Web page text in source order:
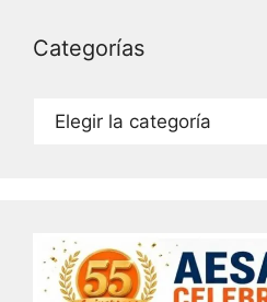
Categorías
Categorías